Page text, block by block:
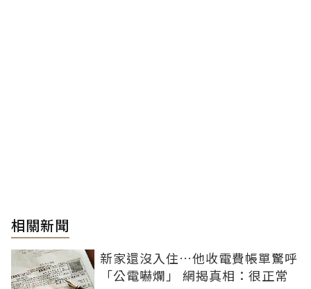
相關新聞
新家還沒入住…他收電費帳單驚呼
「公電嚇爛」 網揭真相：很正常